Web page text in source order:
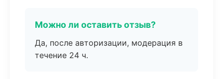
Можно ли оставить отзыв?
Да, после авторизации, модерация в
течение 24 ч.